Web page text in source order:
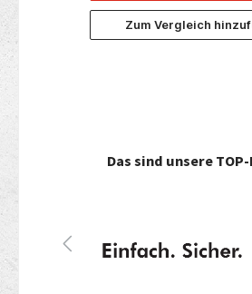
Zum Vergleich hinzufügen
Das sind unsere